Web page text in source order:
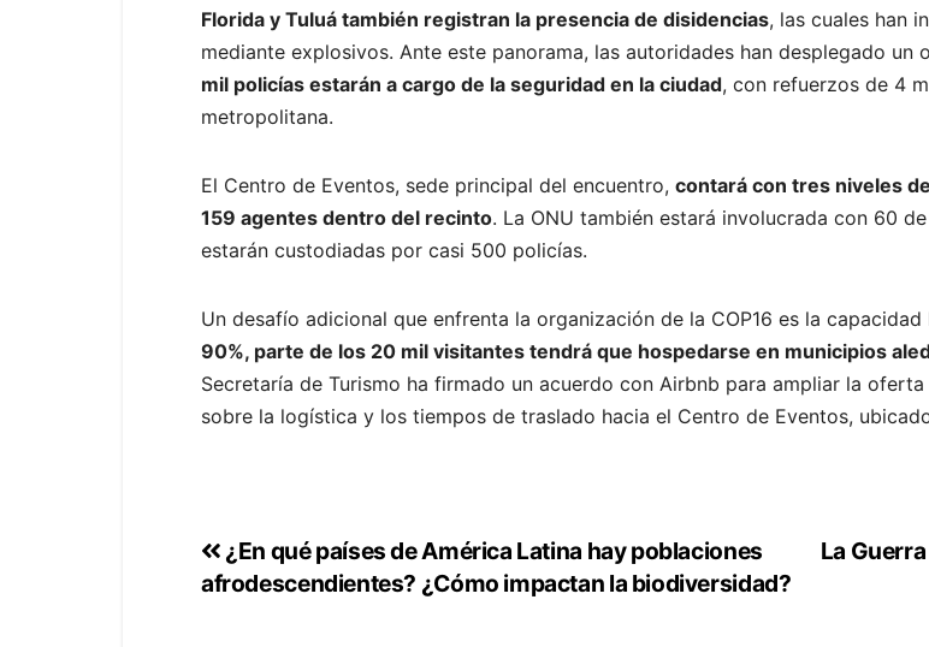
Florida y Tuluá también registran la presencia de disidencias, las cuales han
mediante explosivos. Ante este panorama, las autoridades han desplegado
mil policías estarán a cargo de la seguridad en la ciudad, con refuerzos de 4
metropolitana.
El Centro de Eventos, sede principal del encuentro, contará con tres niveles
159 agentes dentro del recinto. La ONU también estará involucrada con 60
estarán custodiadas por casi 500 policías.
Un desafío adicional que enfrenta la organización de la COP16 es la
90%, parte de los 20 mil visitantes tendrá que hospedarse en municipios
Secretaría de Turismo ha firmado un acuerdo con Airbnb para ampliar la
sobre la logística y los tiempos de traslado hacia el Centro de Eventos,
La
¿En qué países de América Latina hay poblaciones
afrodescendientes? ¿Cómo impactan la biodiversidad?